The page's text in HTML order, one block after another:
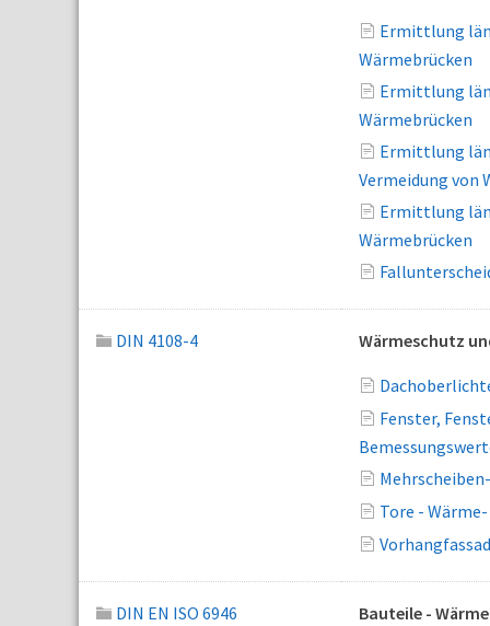
Ermittlung
Wärmebrücken
Ermittlung
Wärmebrücken
Ermittlung
Vermeidung von
Ermittlung
Wärmebrücken
DIN 4108-4 Wärmeschutz
Fenster,
Tore -
DIN EN ISO 6946 Bauteile -